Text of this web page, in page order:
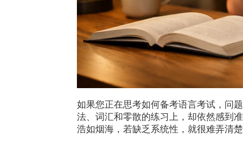
如果您正在思考如何备考语言考试，问
法、词汇和零散的练习上，却依然感到
浩如烟海，若缺乏系统性，就很难弄清